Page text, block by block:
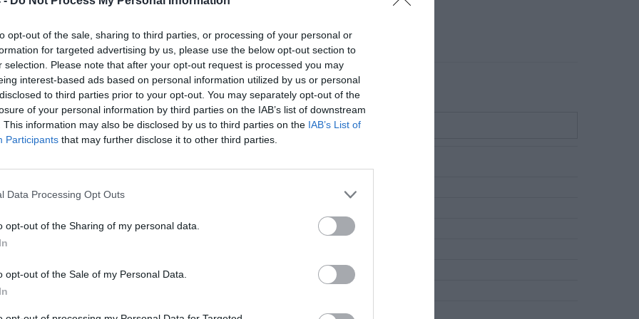
opt-out of the sale, sharing to third parties, or processing of your personal or
for targeted advertising by us, please use the below opt-out section to
selection. Please note that after your opt-out request is processed you may
interest-based ads based on personal information utilized by us or personal
to third parties prior to your opt-out. You may separately opt-out of the
of your personal information by third parties on the IAB’s list of downstream
This information may also be disclosed by us to third parties on the IAB’s List of
Participants that may further disclose it to other third parties.
Data Processing Opt Outs
opt-out of the Sharing of my personal data.
opt-out of the Sale of my Personal Data.
Spectrum Filaments
Niebieski
1.75mm